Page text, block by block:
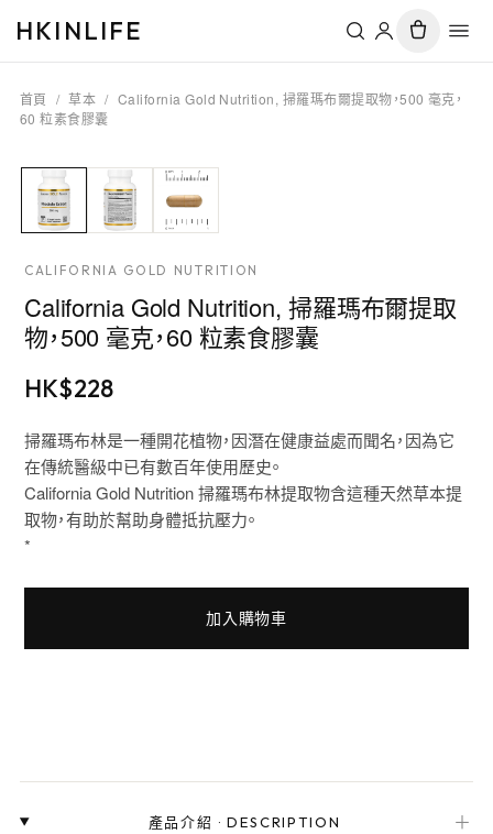
HKINLIFE
首頁 / 草本 / California Gold Nutrition, 掃羅瑪布爾提取物，500 毫克，
60 粒素食膠囊
CALIFORNIA GOLD NUTRITION
California Gold Nutrition, 掃羅瑪布爾提取
物，500 毫克，60 粒素食膠囊
HK$228
掃羅瑪布林是一種開花植物，因潛在健康益處而聞名，因為它
在傳統醫級中已有數百年使用歷史。
California Gold Nutrition 掃羅瑪布林提取物含這種天然草本提
取物，有助於幫助身體抵抗壓力。
*
加入購物車
產品介紹 ·DESCRIPTION ＋